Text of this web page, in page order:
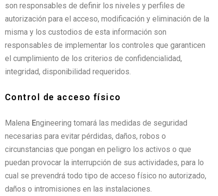
son responsables de definir los niveles y perfiles de
autorización para el acceso, modificación y eliminación de la
misma y los custodios de esta información son
responsables de implementar los controles que garanticen
el cumplimiento de los criterios de confidencialidad,
integridad, disponibilidad requeridos.
Control de acceso físico
Malena Engineering tomará las medidas de seguridad
necesarias para evitar pérdidas, daños, robos o
circunstancias que pongan en peligro los activos o que
puedan provocar la interrupción de sus actividades, para lo
cual se prevendrá todo tipo de acceso físico no autorizado,
daños o intromisiones en las instalaciones.